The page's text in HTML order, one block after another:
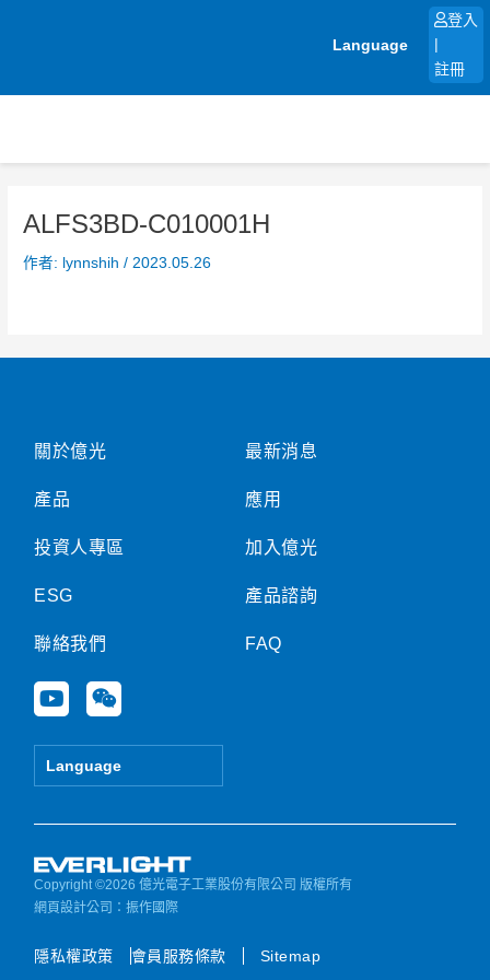
Language
登入
註冊
ALFS3BD-C010001H
作者: lynnshih/ 2023.05.26
關於億光
產品
投資人專區
ESG
聯絡我們
Y
o
u
e
W
e
i
Language
最新消息
應用
加入億光
產品諮詢
FAQ
Copyright ©2026 億光電子工業股份有限公司 版權所有
網頁設計公司 ：振作國際
隱私權政策 會員服務條款 Sitemap